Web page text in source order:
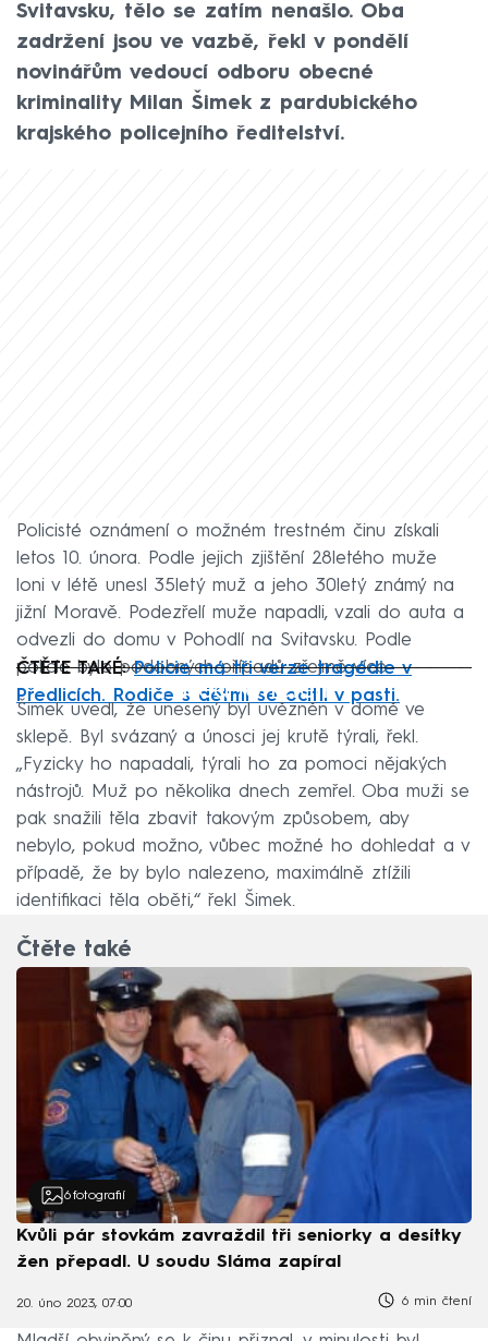
Svitavsku, tělo se zatím nenašlo. Oba
zadržení jsou ve vazbě, řekl v pondělí
novinářům vedoucí odboru obecné
kriminality Milan Šimek z pardubického
krajského policejního ředitelství.
Policisté oznámení o možném trestném činu získali
letos 10. února. Podle jejich zjištění 28letého muže
loni v létě unesl 35letý muž a jeho 30letý známý na
jižní Moravě. Podezřelí muže napadli, vzali do auta a
odvezli do domu v Pohodlí na Svitavsku. Podle
policie bylo podobných případů zřejmě více.
Failed to fetch
ČTĚTE TAKÉ:Policie má tři verze tragédie v
Předlicích. Rodiče s dětmi se ocitli v pasti.
Šimek uvedl, že unesený byl uvězněn v domě ve
sklepě. Byl svázaný a únosci jej krutě týrali, řekl.
„Fyzicky ho napadali, týrali ho za pomoci nějakých
nástrojů. Muž po několika dnech zemřel. Oba muži se
pak snažili těla zbavit takovým způsobem, aby
nebylo, pokud možno, vůbec možné ho dohledat a v
případě, že by bylo nalezeno, maximálně ztížili
identifikaci těla oběti,“ řekl Šimek.
Čtěte také
6 fotografií
Kvůli pár stovkám zavraždil tři seniorky a desítky
žen přepadl. U soudu Sláma zapíral
20. úno 2023, 07:00 6 min čtení